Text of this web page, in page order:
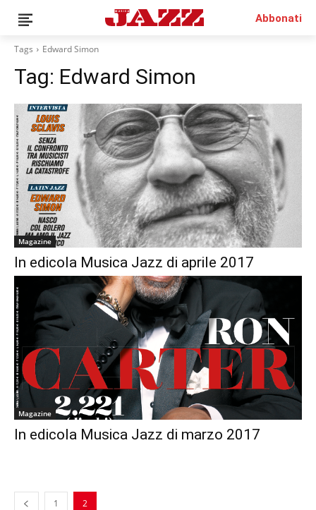
News
Interviste
Recensioni
Rubriche
Top Jazz
Radio
Negozio
Area riservata
Italiano
€0.00
Abbonati
Tags Edward Simon
Tag: Edward Simon
Magazine
In edicola Musica Jazz di aprile 2017
Magazine
In edicola Musica Jazz di marzo 2017
1 2